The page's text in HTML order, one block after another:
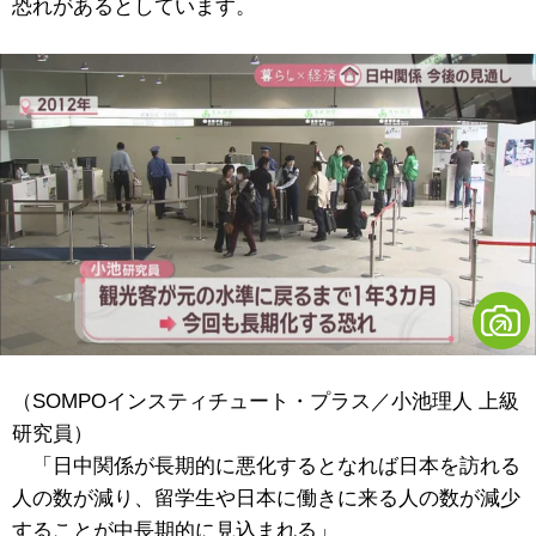
恐れがあるとしています。
（SOMPOインスティチュート・プラス／小池理人 上級
研究員）
「日中関係が長期的に悪化するとなれば日本を訪れる
人の数が減り、留学生や日本に働きに来る人の数が減少
することが中長期的に見込まれる」